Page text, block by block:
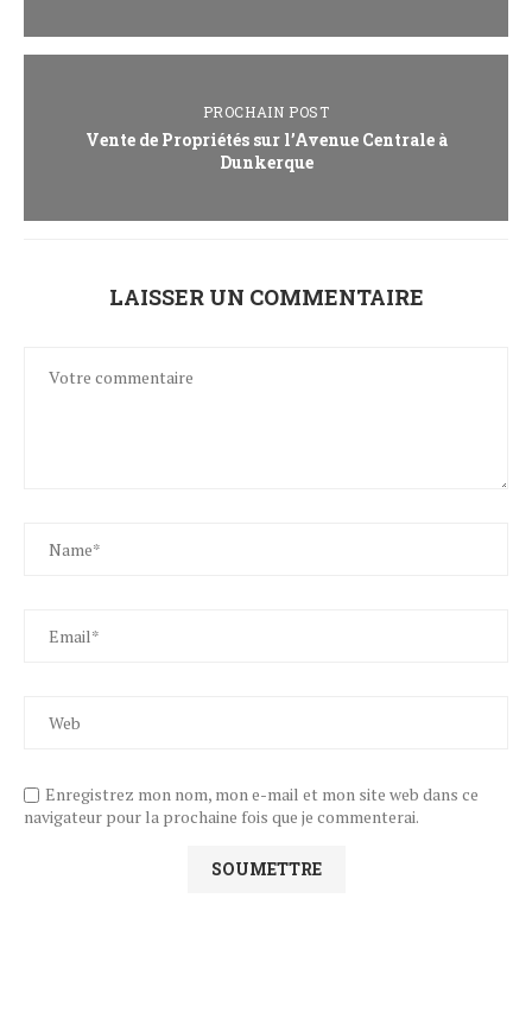
PROCHAIN POST
Vente de Propriétés sur l’Avenue Centrale à
Dunkerque
LAISSER UN COMMENTAIRE
Enregistrez mon nom, mon e-mail et mon site web dans ce
navigateur pour la prochaine fois que je commenterai.